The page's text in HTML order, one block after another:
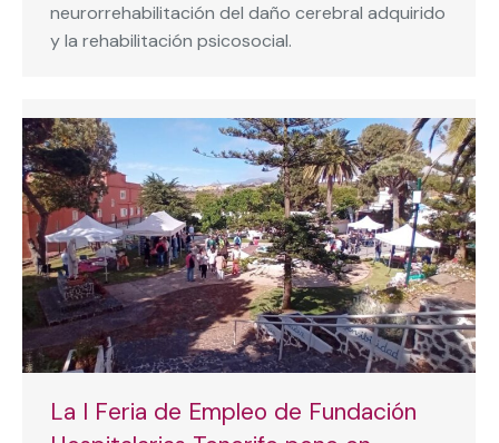
neurorrehabilitación del daño cerebral adquirido
y la rehabilitación psicosocial.
La I Feria de Empleo de Fundación